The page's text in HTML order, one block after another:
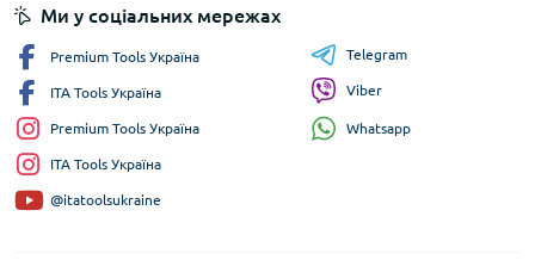
Ми у соціальних мережах
Premium Tools Україна
ITA Tools Україна
Premium Tools Україна
ITA Tools Україна
@itatoolsukraine
Telegram
Viber
Whatsapp